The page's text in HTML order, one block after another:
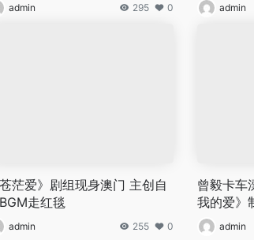
admin 295 0 admin
苍茫爱》剧组现身澳门 主创自
走红毯
admin 255 0
曾毅卡车
我的爱》
admin